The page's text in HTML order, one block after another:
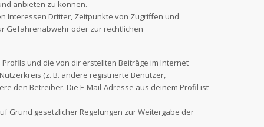
anbieten zu können.
Interessen Dritter, Zeitpunkte von Zugriffen und
Gefahrenabwehr oder zur rechtlichen
und die von dir erstellten Beiträge im Internet
(z. B. andere registrierte Benutzer,
den Betreiber. Die E-Mail-Adresse aus deinem Profil ist
Grund gesetzlicher Regelungen zur Weitergabe der